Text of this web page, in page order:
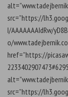
src=”https://
I/AAAAAAAIdRw/
o/
href=”https://
src=”https://